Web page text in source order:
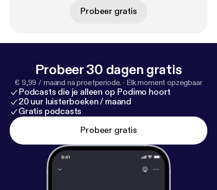
Probeer gratis
Probeer 30 dagen gratis
€ 9,99 / maand na proefperiode. · Elk moment opzegbaar
Podcasts die je alleen op Podimo hoort
20 uur luisterboeken / maand
Gratis podcasts
Probeer gratis